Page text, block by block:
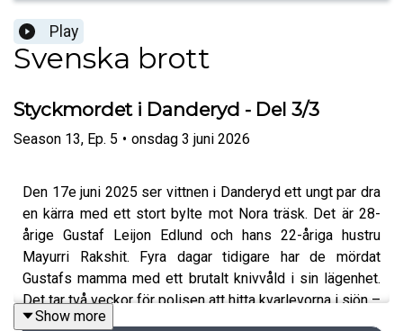
Play
Svenska brott
Styckmordet i Danderyd - Del 3/3
Season 13, Ep. 5 • onsdag 3 juni 2026
Den 17e juni 2025 ser vittnen i Danderyd ett ungt par dra
en kärra med ett stort bylte mot Nora träsk. Det är 28-
årige Gustaf Leijon Edlund och hans 22-åriga hustru
Mayurri Rakshit. Fyra dagar tidigare har de mördat
Gustafs mamma med ett brutalt knivvåld i sin lägenhet.
Det tar två veckor för polisen att hitta kvarlevorna i sjön –
starten på utredningen av ett av modern tids mest
Show more